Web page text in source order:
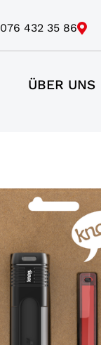
076 432 35 86
ÜBER UNS